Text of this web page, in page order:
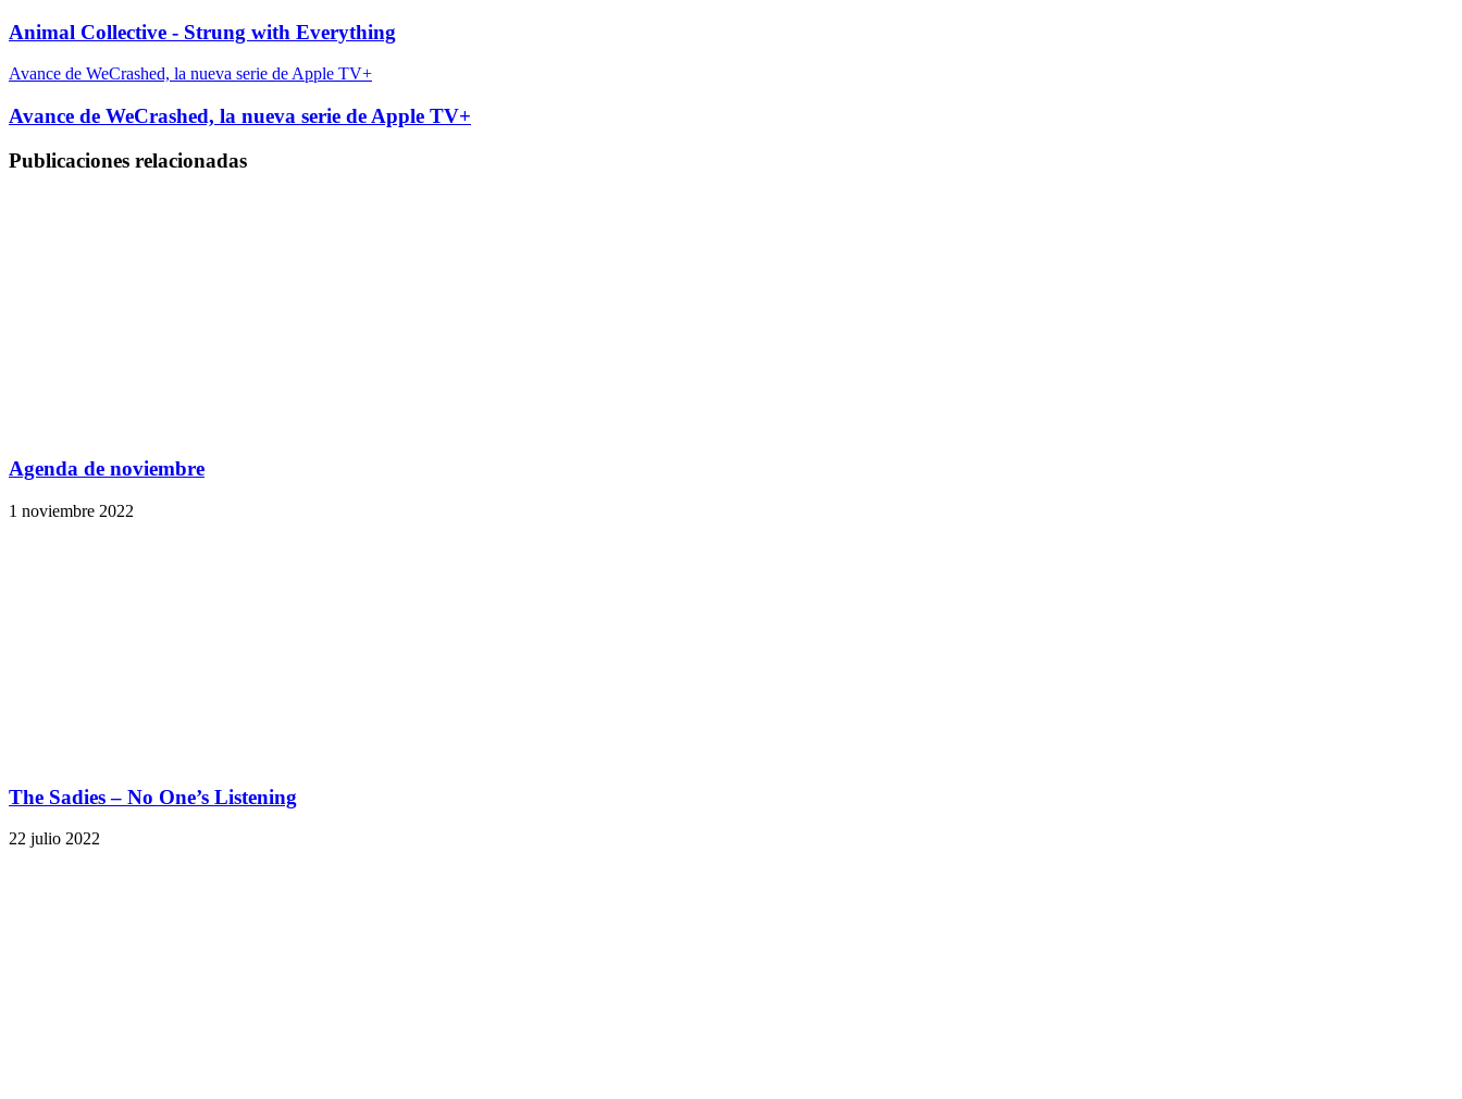
Animal Collective - Strung with Everything
Avance de WeCrashed, la nueva serie de Apple TV+
Avance de WeCrashed, la nueva serie de Apple TV+
Publicaciones relacionadas
Agenda de noviembre
1 noviembre 2022
The Sadies – No One’s Listening
22 julio 2022